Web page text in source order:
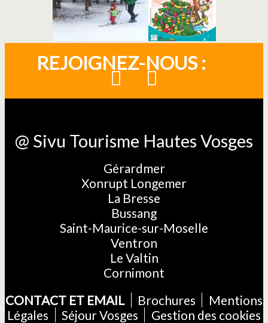
REJOIGNEZ-NOUS :
@ Sivu Tourisme Hautes Vosges
Gérardmer
Xonrupt Longemer
La Bresse
Bussang
Saint-Maurice-sur-Moselle
Ventron
Le Valtin
Cornimont
CONTACT ET EMAIL
Brochures
Mentions
Légales
Séjour Vosges Gestion des cookies